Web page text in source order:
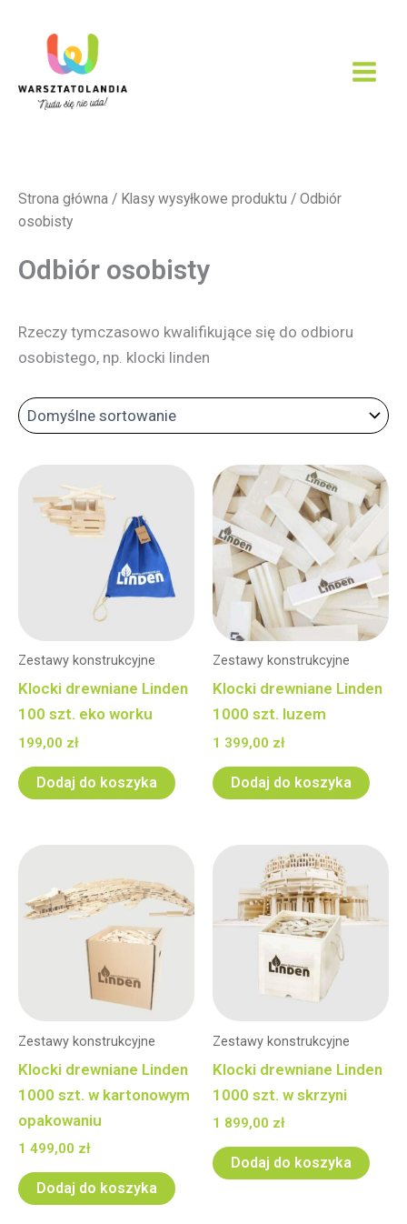
Strona główna / Klasy wysyłkowe produktu / Odbiór
osobisty
Odbiór osobisty
Rzeczy tymczasowo kwalifikujące się do odbioru
osobistego, np. klocki linden
Zestawy konstrukcyjne
Klocki drewniane Linden
100 szt. eko worku
199,00 zł
Dodaj do koszyka
Zestawy konstrukcyjne
Klocki drewniane Linden
1000 szt. luzem
1 399,00 zł
Dodaj do koszyka
Zestawy konstrukcyjne
Klocki drewniane Linden
1000 szt. w kartonowym
opakowaniu
1 499,00 zł
Dodaj do koszyka
Zestawy konstrukcyjne
Klocki drewniane Linden
1000 szt. w skrzyni
1 899,00 zł
Dodaj do koszyka